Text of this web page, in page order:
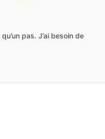
qu’un pas. J’ai besoin de